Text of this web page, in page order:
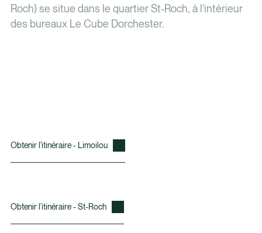
Roch) se situe dans le quartier St-Roch, à l’intérieur
des bureaux Le Cube Dorchester.
Obtenir l'itinéraire - Limoilou
Obtenir l'itinéraire - St-Roch